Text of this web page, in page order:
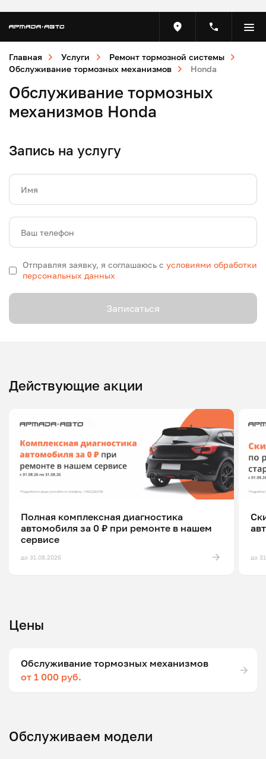
Главная Услуги
Ремонт тормозной системы
Обслуживание тормозных механизмов
Honda
Обслуживание тормозных
механизмов Honda
Запись на услугу
Имя
Ваш телефон
Отправляя заявку, я соглашаюсь с условиями обработки
персональных данных
Записаться
Действующие акции
Полная комплексная диагностика
автомобиля за 0 ₽ при ремонте в нашем
сервисе
до 31.08.2026 до
Цены
Обслуживание тормозных механизмов
от 1 000 руб.
Обслуживаем модели